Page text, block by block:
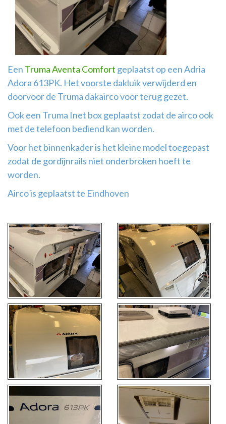
Airco
montage
Een Truma Aventa Comfort geplaatst op een Adria
Adora 613PK. Het voorste dakluik verwijderd en
doorvoor de Truma dakairco voor terug gezet.
Ook een Truma Inet box geplaatst zodat de airco ook
met de telefoon bediend kan worden.
Voor het binnenkader is het kleine model toegepast
zodat de gordijnrails niet onderbroken hoeft te
worden.
Airco is geplaatst te Eindhoven